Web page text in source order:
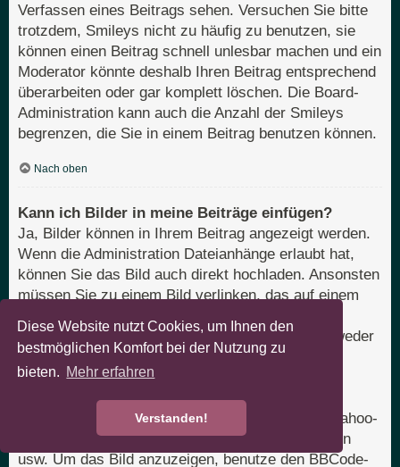
Diese Website nutzt Cookies, um Ihnen den
bestmöglichen Komfort bei der Nutzung zu
bieten. Mehr erfahren
Verstanden!
Verfassen eines Beitrags sehen. Versuchen Sie bitte
trotzdem, Smileys nicht zu häufig zu benutzen, sie
können einen Beitrag schnell unlesbar machen und ein
Moderator könnte deshalb Ihren Beitrag entsprechend
überarbeiten oder gar komplett löschen. Die Board-
Administration kann auch die Anzahl der Smileys
begrenzen, die Sie in einem Beitrag benutzen können.
Nach oben
Kann ich Bilder in meine Beiträge einfügen?
Ja, Bilder können in Ihrem Beitrag angezeigt werden.
Wenn die Administration Dateianhänge erlaubt hat,
können Sie das Bild auch direkt hochladen. Ansonsten
müssen Sie zu einem Bild verlinken, das auf einem
http://www.domain.tld/mein-bild.gif. Sie können weder
Bilder verlinken, die sich auf Ihrem eigenen PC
befinden (außer es ist ein öffentlich zugänglicher
Server), noch zu Bildern, die nur nach einer
Anmeldung verfügbar sind, z. B. Hotmail- oder Yahoo-
Mailboxen, mit einem Passwort geschützte Seiten
usw. Um das Bild anzuzeigen, benutze den BBCode-